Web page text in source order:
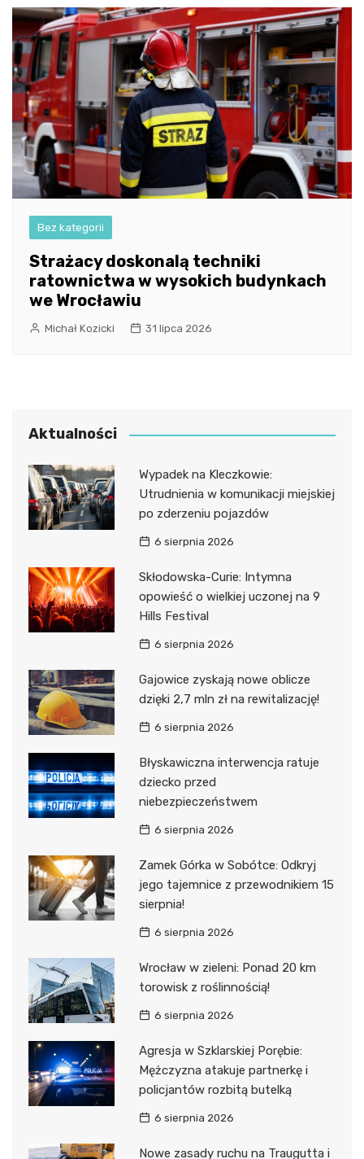
Bez kategorii
Strażacy doskonalą techniki
ratownictwa w wysokich budynkach
we Wrocławiu
Michał Kozicki 31 lipca 2026
Aktualności
Wypadek na Kleczkowie:
Utrudnienia w komunikacji miejskiej
po zderzeniu pojazdów
6 sierpnia 2026
Skłodowska-Curie: Intymna
opowieść o wielkiej uczonej na 9
Hills Festival
6 sierpnia 2026
Gajowice zyskają nowe oblicze
dzięki 2,7 mln zł na rewitalizację!
6 sierpnia 2026
Błyskawiczna interwencja ratuje
dziecko przed
niebezpieczeństwem
6 sierpnia 2026
Zamek Górka w Sobótce: Odkryj
jego tajemnice z przewodnikiem 15
sierpnia!
6 sierpnia 2026
Wrocław w zieleni: Ponad 20 km
torowisk z roślinnością!
6 sierpnia 2026
Agresja w Szklarskiej Porębie:
Mężczyzna atakuje partnerkę i
policjantów rozbitą butelką
6 sierpnia 2026
Nowe zasady ruchu na Traugutta i